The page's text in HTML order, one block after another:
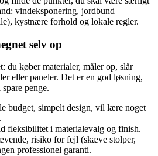
vindeksponering, jordbund
kystnære forhold og lokale regler.
selv op
du køber materialer, måler op, slår
eller paneler. Det er en god løsning,
penge.
budget, simpelt design, vil lære noget
fleksibilitet i materialevalg og finish.
risiko for fejl (skæve stolper,
professionel garanti.